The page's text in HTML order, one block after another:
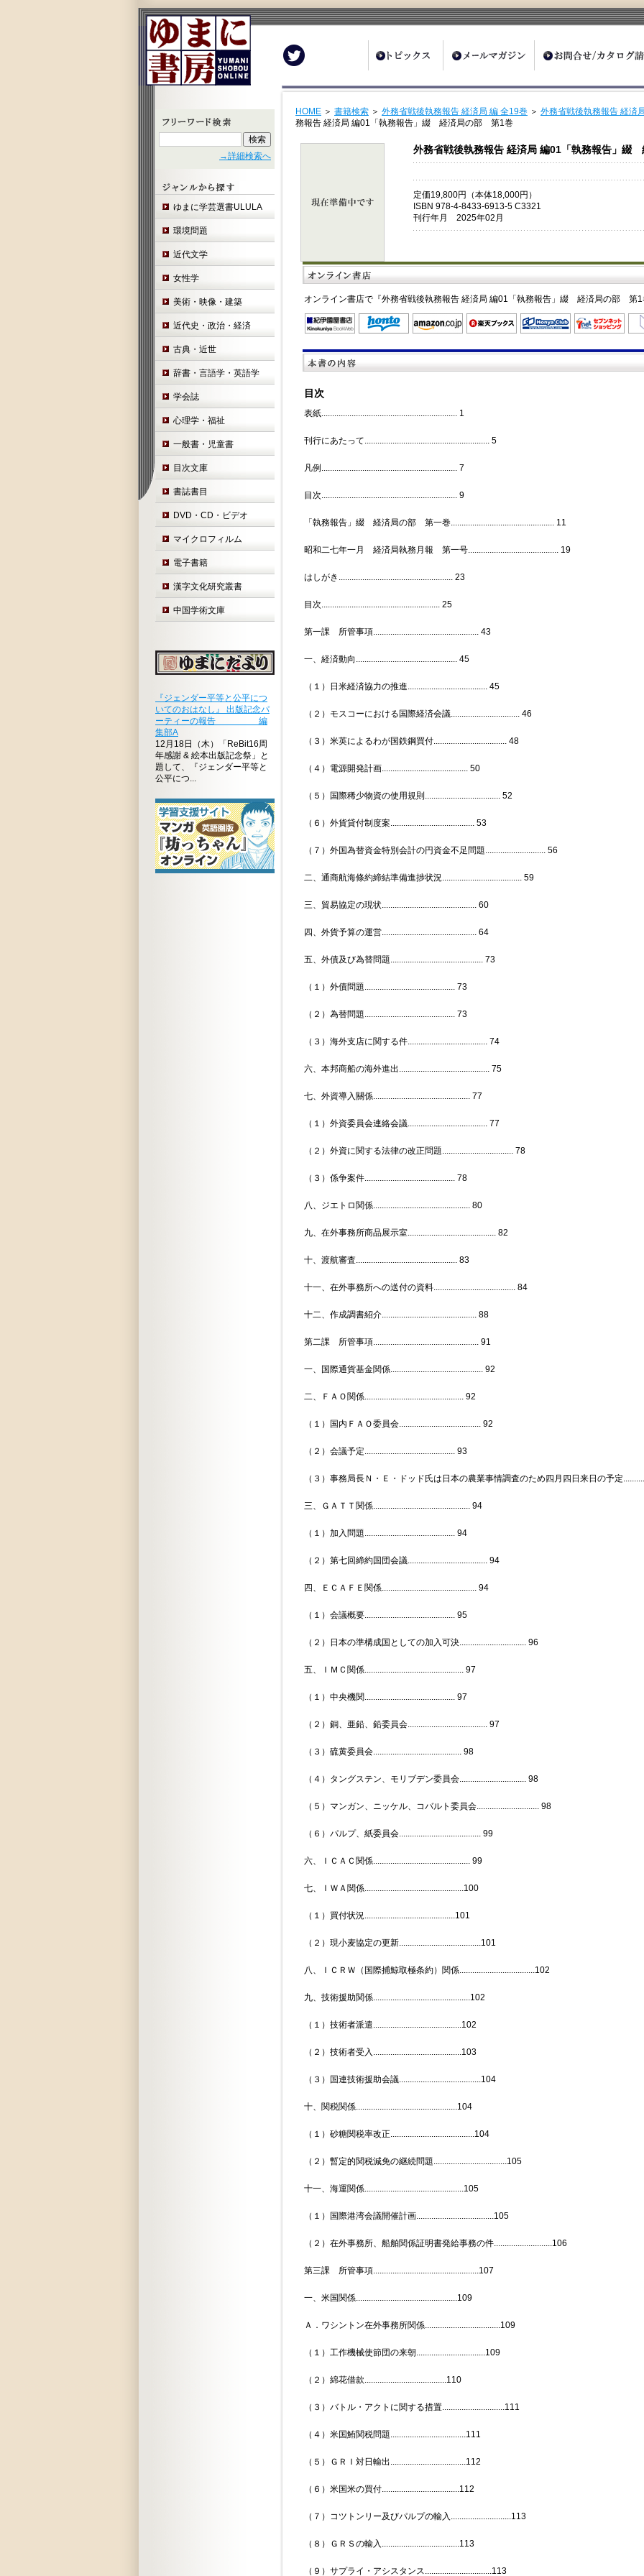
→詳細検索へ
ゆまに学芸選書ULULA
環境問題
近代文学
女性学
美術・映像・建築
近代史・政治・経済
古典・近世
辞書・言語学・英語学
学会誌
心理学・福祉
一般書・児童書
目次文庫
書誌書目
DVD・CD・ビデオ
マイクロフィルム
電子書籍
漢字文化研究叢書
中国学術文庫
『ジェンダー平等と公平につ
いてのおはなし』 出版記念パ
ーティーの報告 編
集部A
12月18日（木）「ReBit16周
年感謝 & 絵本出版記念祭」と
題して、『ジェンダー平等と
公平につ...
HOME ＞ 書籍検索 ＞ 外務省戦後執務報告 経済局 編 全19巻 ＞ 外務省戦後執務報告 経
務報告 経済局 編01「執務報告」綴 経済局の部 第1巻
外務省戦後執務報告 経済局 編01「執務報告」
定価19,800円（本体18,000円）
ISBN 978-4-8433-6913-5 C3321
刊行年月 2025年02月
オンライン書店で『外務省戦後執務報告 経済局 編01「執務報告」綴 経済局の部 第1
目次
表紙............................................................... 1
刊行にあたって.......................................................... 5
凡例............................................................... 7
目次............................................................... 9
「執務報告」綴 経済局の部 第一巻................................................ 11
昭和二七年一月 経済局執務月報 第一号.......................................... 19
はしがき..................................................... 23
目次....................................................... 25
第一課 所管事項................................................. 43
一、経済動向............................................... 45
（１）日米経済協力の推進..................................... 45
（２）モスコーにおける国際経済会議................................ 46
（３）米英によるわが国鉄鋼買付.................................. 48
（４）電源開発計画........................................ 50
（５）国際稀少物資の使用規則................................... 52
（６）外貨貸付制度案....................................... 53
（７）外国為替資金特別会計の円資金不足問題............................ 56
二、通商航海條約締結準備進捗状況..................................... 59
三、貿易協定の現状............................................ 60
四、外貨予算の運営............................................ 64
五、外債及び為替問題........................................... 73
（１）外債問題.......................................... 73
（２）為替問題.......................................... 73
（３）海外支店に関する件..................................... 74
六、本邦商船の海外進出.......................................... 75
七、外資導入關係............................................. 77
（１）外資委員会連絡会議..................................... 77
（２）外資に関する法律の改正問題................................. 78
（３）係争案件.......................................... 78
八、ジエトロ関係............................................. 80
九、在外事務所商品展示室......................................... 82
十、渡航審査............................................... 83
十一、在外事務所への送付の資料...................................... 84
十二、作成調書紹介............................................ 88
第二課 所管事項................................................. 91
一、国際通貨基金関係........................................... 92
二、ＦＡＯ関係.............................................. 92
（１）国内ＦＡＯ委員会...................................... 92
（２）会議予定.......................................... 93
（３）事務局長Ｎ・Ｅ・ドッド氏は日本の農業事情調査のため四月四日来日の予定
三、ＧＡＴＴ関係............................................. 94
（１）加入問題.......................................... 94
（２）第七回締約国団会議..................................... 94
四、ＥＣＡＦＥ関係............................................ 94
（１）会議概要.......................................... 95
（２）日本の準構成国としての加入可決............................... 96
五、ＩＭＣ関係.............................................. 97
（１）中央機関.......................................... 97
（２）銅、亜鉛、鉛委員会..................................... 97
（３）硫黄委員会......................................... 98
（４）タングステン、モリブデン委員会............................... 98
（５）マンガン、ニッケル、コバルト委員会............................. 98
（６）パルプ、紙委員会...................................... 99
六、ＩＣＡＣ関係............................................. 99
七、ＩＷＡ関係..............................................100
（１）買付状況..........................................101
（２）現小麦協定の更新......................................101
八、ＩＣＲＷ（国際捕鯨取極条約）関係...................................102
九、技術援助関係.............................................102
（１）技術者派遣.........................................102
（２）技術者受入.........................................103
（３）国連技術援助会議......................................104
十、関税関係...............................................104
（１）砂糖関税率改正.......................................104
（２）暫定的関税減免の継続問題..................................105
十一、海運関係..............................................105
（１）国際港湾会議開催計画....................................105
（２）在外事務所、船舶関係証明書発給事務の件...........................106
第三課 所管事項.................................................107
一、米国関係...............................................109
Ａ．ワシントン在外事務所関係...................................109
（１）工作機械使節団の来朝................................109
（２）綿花借款......................................110
（３）バトル・アクトに関する措置.............................111
（４）米国鮪関税問題...................................111
（５）ＧＲＩ対日輸出...................................112
（６）米国米の買付....................................112
（７）コツトンリー及びパルプの輸入............................113
（８）ＧＲＳの輸入....................................113
（９）サプライ・アシスタンス...............................113